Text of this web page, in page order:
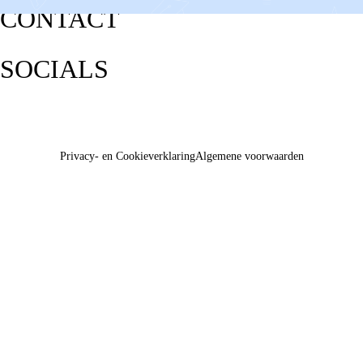
CONTACT
SOCIALS
Privacy- en CookieverklaringAlgemene voorwaarden